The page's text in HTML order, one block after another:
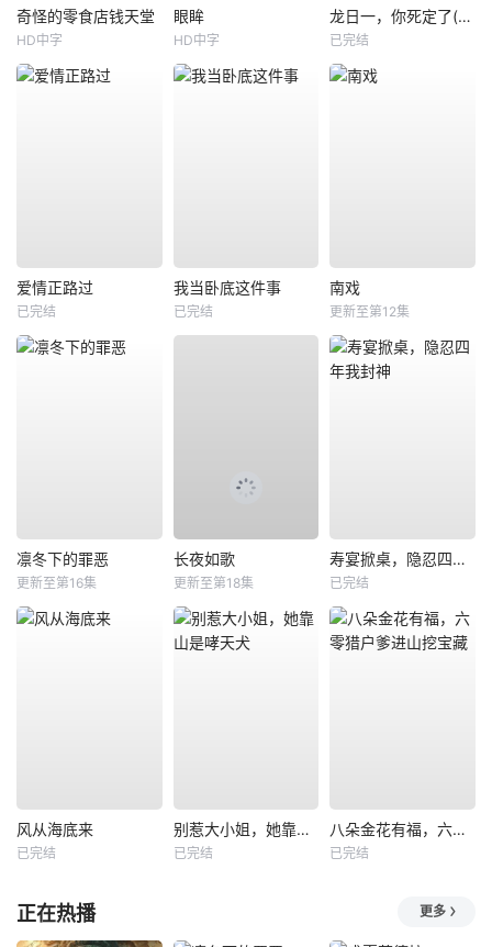
奇怪的零食店钱天堂
HD中字
眼眸
HD中字
龙日一，你死定了(短剧)
已完结
爱情正路过
已完结
我当卧底这件事
已完结
南戏
更新至第12集
凛冬下的罪恶
更新至第16集
长夜如歌
更新至第18集
寿宴掀桌，隐忍四年我封神
已完结
风从海底来
已完结
别惹大小姐，她靠山是哮天犬
已完结
八朵金花有福，六零猎户爹进山挖宝藏
已完结
正在热播 更多